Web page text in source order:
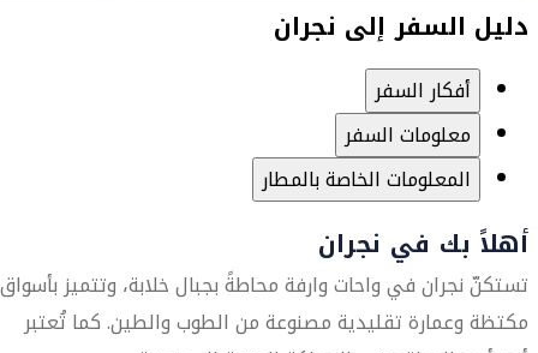
دليل السفر إلى نجران
أفكار السفر
معلومات السفر
المعلومات الخاصة بالمطار
أهلاً بك في نجران
تستكنّ نجران في واحات وارفة محاطةً بجبال خلابة، وتتميز بأسواق
مكتظة وعمارة تقليدية مصنوعة من الطوب والطين. كما تُعتبر